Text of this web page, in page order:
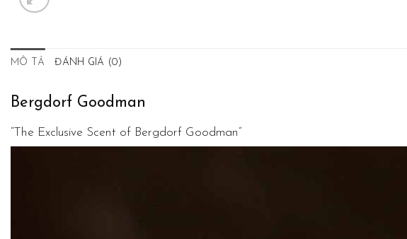
MÔ TẢ ĐÁNH GIÁ (0)
Bergdorf Goodman
“The Exclusive Scent of Bergdorf Goodman”